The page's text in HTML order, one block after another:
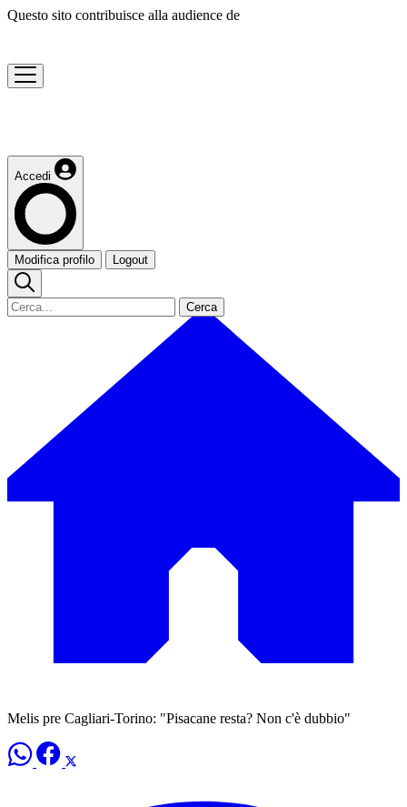
Questo sito contribuisce alla audience de
Accedi
Modifica profilo Logout
Cerca
Melis pre Cagliari-Torino: "Pisacane resta? Non c'è dubbio"